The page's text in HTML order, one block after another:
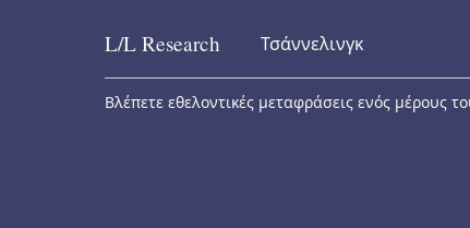
Skip to content
L/L Research Τσάννελινγκ
Βλέπετε εθελοντικές μεταφράσεις ενός μέρους